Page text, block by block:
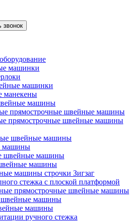
звонок
машинки
машинки
манекены
машины
прямострочные швейные машины
прямострочные швейные машины
швейные машины
машины
швейные машины
машины
машины строчки Зигзаг
стежка с плоской платформой
прямострочные швейные машины
швейные машины
машины
ручного стежка